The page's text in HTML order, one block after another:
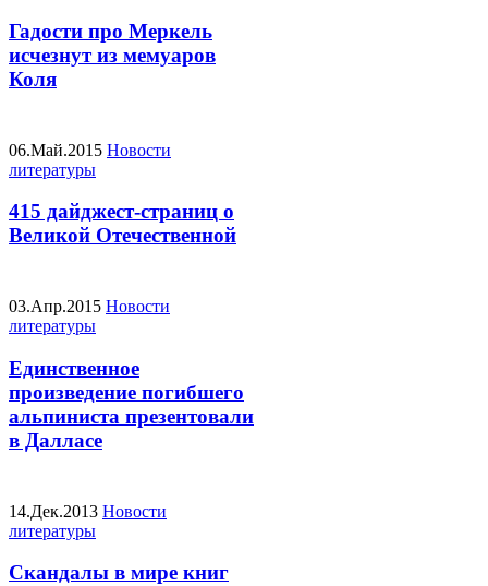
Гадости про Меркель
исчезнут из мемуаров
Коля
06.Май.2015 Новости
литературы
415 дайджест-страниц о
Великой Отечественной
03.Апр.2015 Новости
литературы
Единственное
произведение погибшего
альпиниста презентовали
в Далласе
14.Дек.2013 Новости
литературы
Скандалы в мире книг